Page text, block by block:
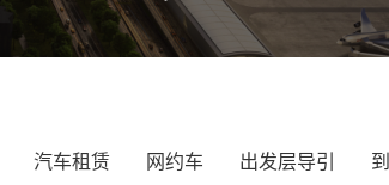
汽车租赁 网约车 出发层导引